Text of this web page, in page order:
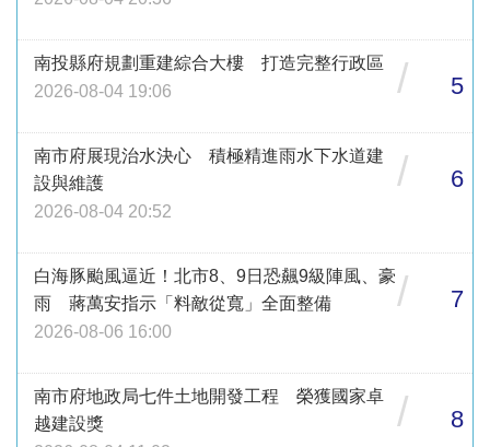
南投縣府規劃重建綜合大樓 打造完整行政區
2026-08-04 19:06
/ 5
南市府展現治水決心 積極精進雨水下水道建
設與維護
2026-08-04 20:52
/ 6
白海豚颱風逼近！北市8、9日恐飆9級陣風、豪
雨 蔣萬安指示「料敵從寬」全面整備
2026-08-06 16:00
/ 7
南市府地政局七件土地開發工程 榮獲國家卓
越建設獎
/ 8